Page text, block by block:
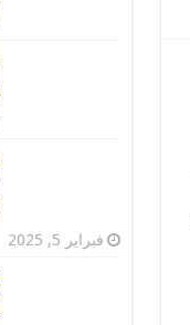
فبراير 5, 2025